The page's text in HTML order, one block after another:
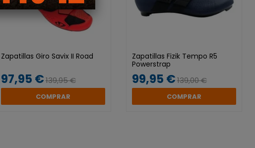
Zapatillas Giro Savix II Road
97,95 €139,95 €
COMPRAR
Zapatillas Fizik Tempo R5
Powerstrap
99,95 €139,00 €
COMPRAR